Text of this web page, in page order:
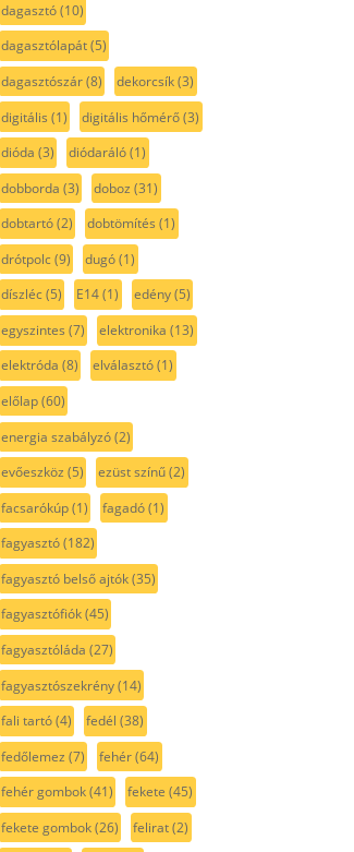
dagasztó(10)
dagasztólapát(5)
dagasztószár(8) dekorcsík(3)
digitális (1) digitális hőmérő(3)
dióda (3) diódaráló(1)
dobborda (3) doboz (31)
dobtartó(2) dobtömítés (1)
drótpolc(9) dugó(1)
díszléc(5) E14(1) edény(5)
egyszintes (7) elektronika (13)
elektróda (8) elválasztó(1)
előlap(60)
energia szabályzó(2)
evőeszköz (5) ezüst színű(2)
facsarókúp(1) fagadó(1)
fagyasztó(182)
fagyasztó belső ajtók(35)
fagyasztófiók(45)
fagyasztóláda (27)
fagyasztószekrény(14)
fali tartó(4) fedél (38)
fedőlemez (7) fehér(64)
fehér gombok(41) fekete (45)
fekete gombok(26) felirat(2)